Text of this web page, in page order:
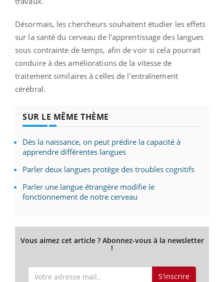
Désormais, les chercheurs souhaitent étudier les effets
sur la santé du cerveau de l'apprentissage des langues
sous contrainte de temps, afin de voir si cela pourrait
conduire à des améliorations de la vitesse de
traitement similaires à celles de l'entraînement
cérébral.
SUR LE MÊME THÈME
Dès la naissance, on peut prédire la capacité à
apprendre différentes langues
Parler deux langues protège des troubles cognitifs
Parler une langue étrangère modifie le
fonctionnement de notre cerveau
Vous aimez cet article ? Abonnez-vous à la newsletter
!
S'inscrire